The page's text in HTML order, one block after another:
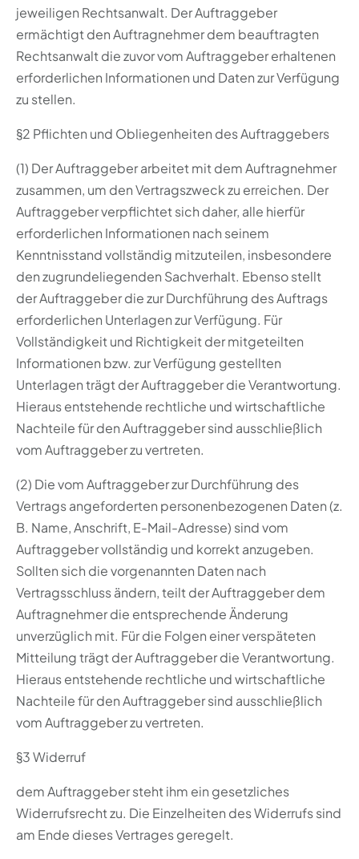
jeweiligen Rechtsanwalt. Der Auftraggeber
ermächtigt den Auftragnehmer dem beauftragten
Rechtsanwalt die zuvor vom Auftraggeber erhaltenen
erforderlichen Informationen und Daten zur Verfügung
zu stellen.
§2 Pflichten und Obliegenheiten des Auftraggebers
(1) Der Auftraggeber arbeitet mit dem Auftragnehmer
zusammen, um den Vertragszweck zu erreichen. Der
Auftraggeber verpflichtet sich daher, alle hierfür
erforderlichen Informationen nach seinem
Kenntnisstand vollständig mitzuteilen, insbesondere
den zugrundeliegenden Sachverhalt. Ebenso stellt
der Auftraggeber die zur Durchführung des Auftrags
erforderlichen Unterlagen zur Verfügung. Für
Vollständigkeit und Richtigkeit der mitgeteilten
Informationen bzw. zur Verfügung gestellten
Unterlagen trägt der Auftraggeber die Verantwortung.
Hieraus entstehende rechtliche und wirtschaftliche
Nachteile für den Auftraggeber sind ausschließlich
vom Auftraggeber zu vertreten.
(2) Die vom Auftraggeber zur Durchführung des
Vertrags angeforderten personenbezogenen Daten (z.
B. Name, Anschrift, E-Mail-Adresse) sind vom
Auftraggeber vollständig und korrekt anzugeben.
Sollten sich die vorgenannten Daten nach
Vertragsschluss ändern, teilt der Auftraggeber dem
Auftragnehmer die entsprechende Änderung
unverzüglich mit. Für die Folgen einer verspäteten
Mitteilung trägt der Auftraggeber die Verantwortung.
Hieraus entstehende rechtliche und wirtschaftliche
Nachteile für den Auftraggeber sind ausschließlich
vom Auftraggeber zu vertreten.
§3 Widerruf
dem Auftraggeber steht ihm ein gesetzliches
Widerrufsrecht zu. Die Einzelheiten des Widerrufs sind
am Ende dieses Vertrages geregelt.